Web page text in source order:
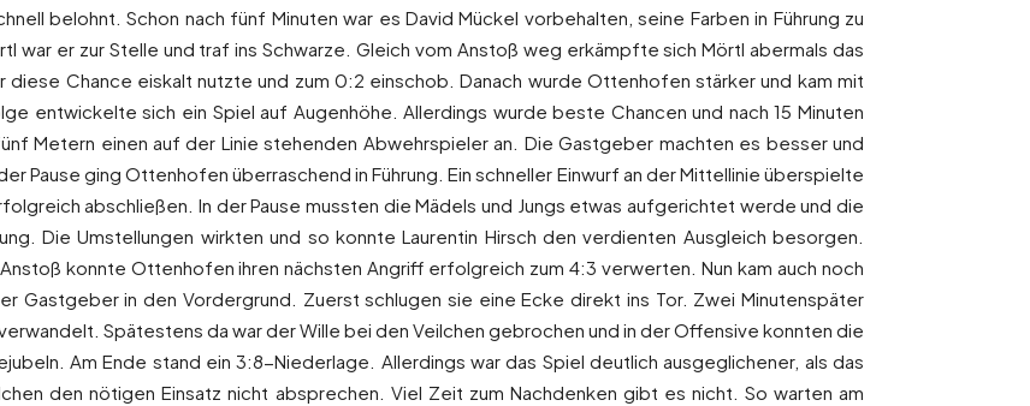
belohnt. Schon nach fünf Minuten war es David Mückel vorbehalten, seine Farben in Führung zu
war er zur Stelle und traf ins Schwarze. Gleich vom Anstoß weg erkämpfte sich Mörtl abermals das
Chance eiskalt nutzte und zum 0:2 einschob. Danach wurde Ottenhofen stärker und kam mit
entwickelte sich ein Spiel auf Augenhöhe. Allerdings wurde beste Chancen und nach 15 Minuten
Metern einen auf der Linie stehenden Abwehrspieler an. Die Gastgeber machten es besser und
Pause ging Ottenhofen überraschend in Führung. Ein schneller Einwurf an der Mittellinie überspielte
abschließen. In der Pause mussten die Mädels und Jungs etwas aufgerichtet werde und die
Die Umstellungen wirkten und so konnte Laurentin Hirsch den verdienten Ausgleich besorgen.
konnte Ottenhofen ihren nächsten Angriff erfolgreich zum 4:3 verwerten. Nun kam auch noch
Gastgeber in den Vordergrund. Zuerst schlugen sie eine Ecke direkt ins Tor. Zwei Minutenspäter
Spätestens da war der Wille bei den Veilchen gebrochen und in der Offensive konnten die
Am Ende stand ein 3:8-Niederlage. Allerdings war das Spiel deutlich ausgeglichener, als das
den nötigen Einsatz nicht absprechen. Viel Zeit zum Nachdenken gibt es nicht. So warten am